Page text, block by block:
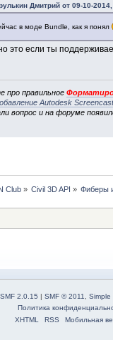
Дмитрий от 09-10-
в моде Bundle, как я понял
это если ты
про правильное
Autodesk
вопрос и на форуме
Club» Civil 3D API » Фиберы
SMF 2.0.15 | SMF © 2011
Simple
Политика
XHTML
RSS Мобильная